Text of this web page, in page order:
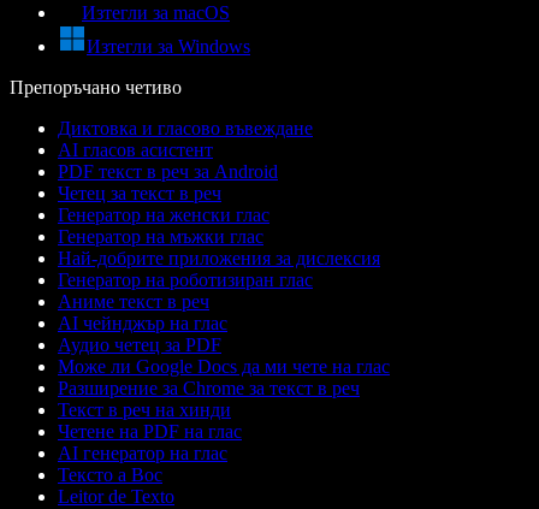
Изтегли за macOS
Изтегли за Windows
Препоръчано четиво
Диктовка и гласово въвеждане
AI гласов асистент
PDF текст в реч за Android
Четец за текст в реч
Генератор на женски глас
Генератор на мъжки глас
Най-добрите приложения за дислексия
Генератор на роботизиран глас
Аниме текст в реч
AI чейнджър на глас
Аудио четец за PDF
Може ли Google Docs да ми чете на глас
Разширение за Chrome за текст в реч
Текст в реч на хинди
Четене на PDF на глас
AI генератор на глас
Тексто а Вос
Leitor de Texto